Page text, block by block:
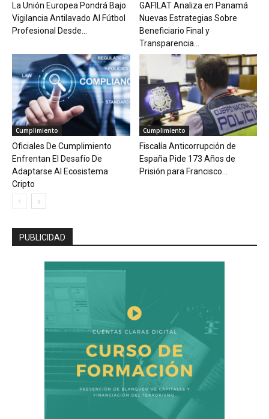
La Unión Europea Pondrá Bajo
Vigilancia Antilavado Al Fútbol
Profesional Desde...
GAFILAT Analiza en Panamá
Nuevas Estrategias Sobre
Beneficiario Final y
Transparencia...
Cumplimiento
Oficiales De Cumplimiento
Enfrentan El Desafío De
Adaptarse Al Ecosistema
Cripto
Cumplimiento
Fiscalía Anticorrupción de
España Pide 173 Años de
Prisión para Francisco...
PUBLICIDAD